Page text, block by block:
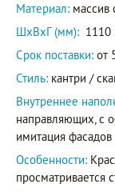
Материал: массив
ШxВxГ (мм): 1110
Срок поставки: от
Стиль: кантри /
Внутреннее
направляющих, с
имитация фасадов
Особенности:
просматривается